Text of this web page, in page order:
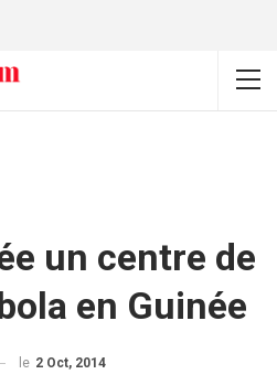
un centre de
en Guinée
le 2 Oct, 2014